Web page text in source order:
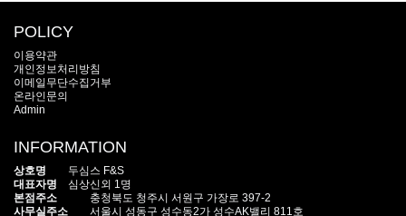
POLICY
이용약관
개인정보처리방침
이메일무단수집거부
온라인문의
Admin
INFORMATION
상호명 두심스 F&S
대표자명 심상신외 1명
본점주소 충청북도 청주시 서원구 가장로 397-2
사무실주소 서울시 성동구 성수동2가 성수AK밸리 811호